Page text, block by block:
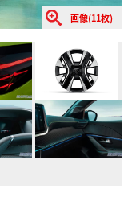
画像(11枚)